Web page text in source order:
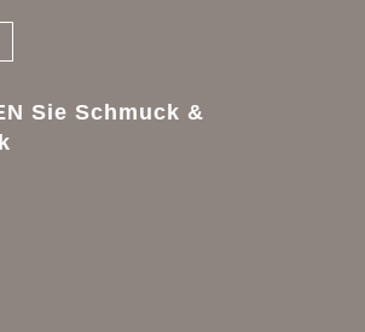
Sie Schmuck &